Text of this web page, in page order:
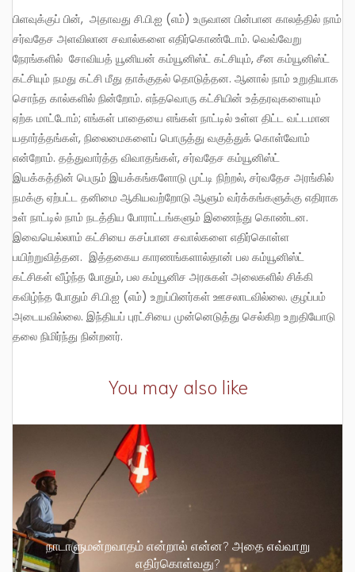
பிளவுக்குப் பின், அதாவது சி.பி.ஐ (எம்) உருவான பின்பான காலத்தில் நாம்
சர்வதேச அளவிலான சவால்களை எதிர்கொண்டோம். வெவ்வேறு
நேரங்களில் சோவியத் யூனியன் கம்யூனிஸ்ட் கட்சியும், சீன கம்யூனிஸ்ட்
கட்சியும் நமது கட்சி மீது தாக்குதல் தொடுத்தன. ஆனால் நாம் உறுதியாக
சொந்த கால்களில் நின்றோம். எந்தவொரு கட்சியின் உத்தரவுகளையும்
ஏற்க மாட்டோம்; எங்கள் பாதையை எங்கள் நாட்டில் உள்ள திட்ட வட்டமான
யதார்த்தங்கள், நிலைமைகளைப் பொருத்து வகுத்துக் கொள்வோம்
என்றோம். தத்துவார்த்த விவாதங்கள், சர்வதேச கம்யூனிஸ்ட்
இயக்கத்தின் பெரும் இயக்கங்களோடு முட்டி நிற்றல், சர்வதேச அரங்கில்
நமக்கு ஏற்பட்ட தனிமை ஆகியவற்றோடு ஆளும் வர்க்கங்களுக்கு எதிராக
உள் நாட்டில் நாம் நடத்திய போராட்டங்களும் இணைந்து கொண்டன.
இவையெல்லாம் கட்சியை கசப்பான சவால்களை எதிர்கொள்ள
பயிற்றுவித்தன. இத்தகைய காரணங்களால்தான் பல கம்யூனிஸ்ட்
கட்சிகள் வீழ்ந்த போதும், பல கம்யூனிச அரசுகள் அலைகளில் சிக்கி
கவிழ்ந்த போதும் சி.பி.ஐ (எம்) உறுப்பினர்கள் ஊசலாடவில்லை. குழப்பம்
அடையவில்லை. இந்தியப் புரட்சியை முன்னெடுத்து செல்கிற உறுதியோடு
தலை நிமிர்ந்து நின்றனர்.
You may also like
நாடாளுமன்றவாதம் என்றால் என்ன? அதை எவ்வாறு
எதிர்கொள்வது?